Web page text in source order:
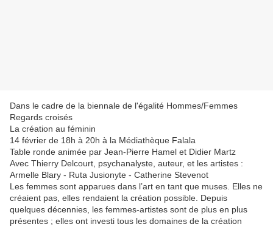
Dans le cadre de la biennale de l'égalité Hommes/Femmes
Regards croisés
La création au féminin
14 février de 18h à 20h à la Médiathèque Falala
Table ronde animée par Jean-Pierre Hamel et Didier Martz
Avec Thierry Delcourt, psychanalyste, auteur, et les artistes :
Armelle Blary - Ruta Jusionyte - Catherine Stevenot
Les femmes sont apparues dans l’art en tant que muses. Elles ne
créaient pas, elles rendaient la création possible. Depuis
quelques décennies, les femmes-artistes sont de plus en plus
présentes ; elles ont investi tous les domaines de la création